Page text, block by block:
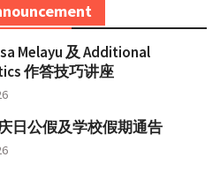
Melayu 及 Additional
作答技巧讲座
日公假及学校假期通告